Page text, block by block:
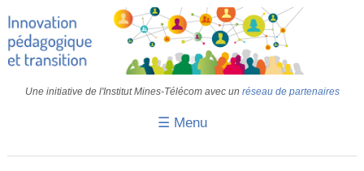
Une initiative de l'Institut Mines-Télécom avec un réseau de partenaires
☰ Menu